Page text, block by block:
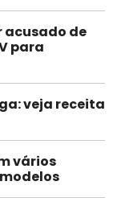
acusado de
para
veja receita
vários